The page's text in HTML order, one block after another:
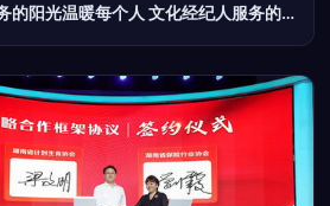
让公共文化服务的阳光温暖每个人 文化经纪人服务的价值与使命